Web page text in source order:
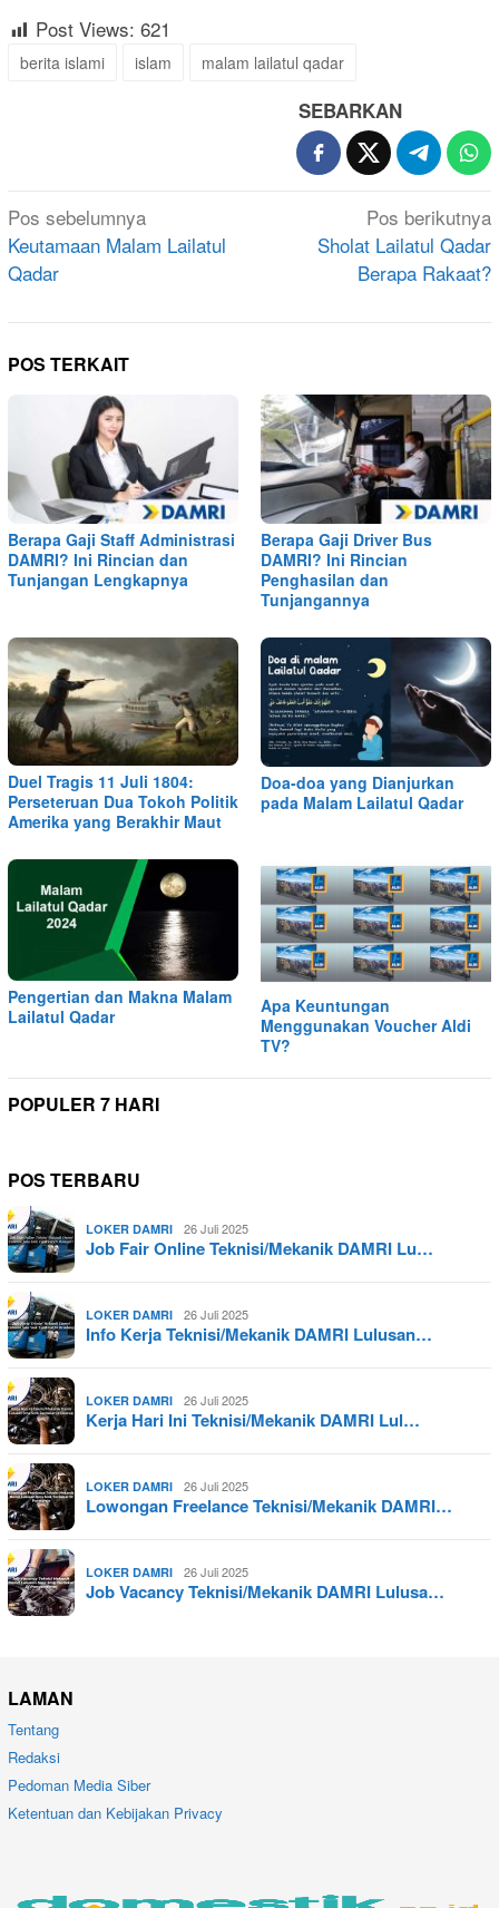
Post Views: 621
berita islami islam malam lailatul qadar
SEBARKAN
Navigasi
pos
Pos sebelumnya
Keutamaan Malam Lailatul
Qadar
Pos berikutnya
Sholat Lailatul Qadar
Berapa Rakaat?
POS TERKAIT
Berapa Gaji Staff Administrasi
DAMRI? Ini Rincian dan
Tunjangan Lengkapnya
Berapa Gaji Driver Bus
DAMRI? Ini Rincian
Penghasilan dan
Tunjangannya
Duel Tragis 11 Juli 1804:
Perseteruan Dua Tokoh Politik
Amerika yang Berakhir Maut
Doa-doa yang Dianjurkan
pada Malam Lailatul Qadar
Pengertian dan Makna Malam
Lailatul Qadar
Apa Keuntungan
Menggunakan Voucher Aldi
TV?
POPULER 7 HARI
POS TERBARU
LOKER DAMRI 26 Juli 2025
Job Fair Online Teknisi/Mekanik DAMRI Lu…
LOKER DAMRI 26 Juli 2025
Info Kerja Teknisi/Mekanik DAMRI Lulusan…
LOKER DAMRI 26 Juli 2025
Kerja Hari Ini Teknisi/Mekanik DAMRI Lul…
LOKER DAMRI 26 Juli 2025
Lowongan Freelance Teknisi/Mekanik DAMRI…
LOKER DAMRI 26 Juli 2025
Job Vacancy Teknisi/Mekanik DAMRI Lulusa…
LAMAN
Tentang
Redaksi
Pedoman Media Siber
Ketentuan dan Kebijakan Privacy